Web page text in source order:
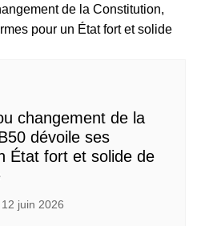
changement de la
dévoile ses
État fort et solide de
12 juin 2026